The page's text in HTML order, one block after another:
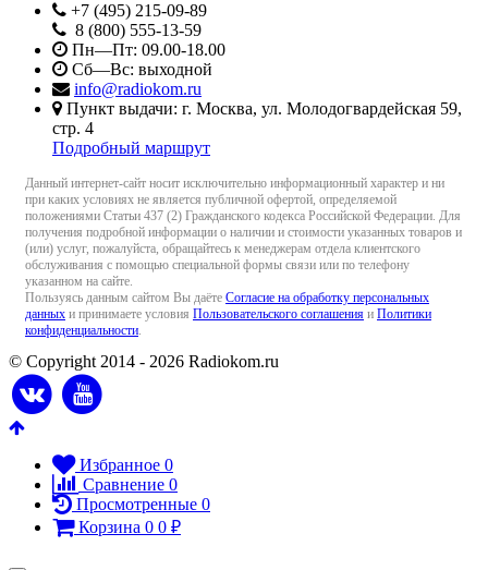
+7 (495) 215-09-89
8 (800) 555-13-59
Пн—Пт: 09.00-18.00
Сб—Вс: выходной
info@radiokom.ru
Пункт выдачи: г. Москва, ул. Молодогвардейская 59,
стр. 4
Подробный маршрут
Данный интернет-сайт носит исключительно информационный характер и ни
при каких условиях не является публичной офертой, определяемой
положениями Статьи 437 (2) Гражданского кодекса Российской Федерации. Для
получения подробной информации о наличии и стоимости указанных товаров и
(или) услуг, пожалуйста, обращайтесь к менеджерам отдела клиентского
обслуживания с помощью специальной формы связи или по телефону
указанном на сайте.
Пользуясь данным сайтом Вы даёте Согласие на обработку персональных
данных и принимаете условия Пользовательского соглашения и Политики
конфиденциальности.
© Copyright 2014 - 2026 Radiokom.ru
Избранное 0
Сравнение 0
Просмотренные 0
Корзина 0 0 ₽